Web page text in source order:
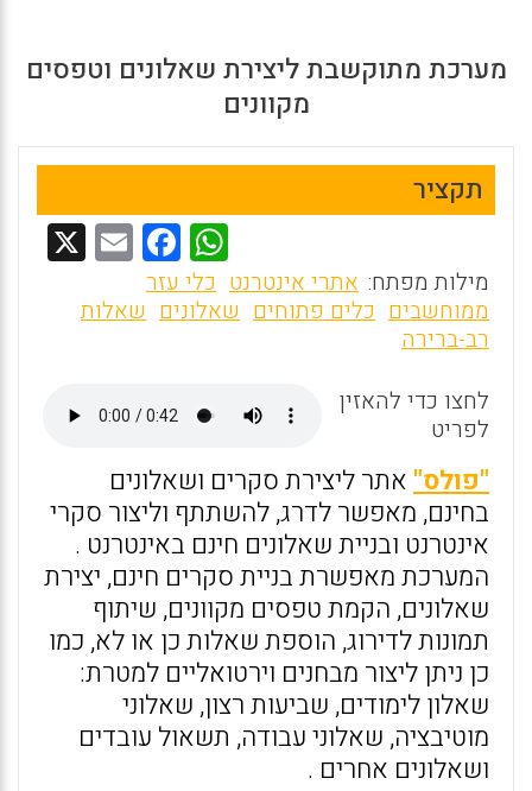
מערכת מתוקשבת ליצירת שאלונים וטפסים
מקוונים
תקציר
W
h
at
A
p
p
F
a
ce
o
o
k
E
m
ai
מילות מפתח: אתרי אינטרנט כלי עזר
ממוחשבים כלים פתוחים שאלונים שאלות
רב-ברירה
לחצו כדי להאזין
לפריט
"פולס" אתר ליצירת סקרים ושאלונים
בחינם, מאפשר לדרג, להשתתף וליצור סקרי
אינטרנט ובניית שאלונים חינם באינטרנט .
המערכת מאפשרת בניית סקרים חינם, יצירת
שאלונים, הקמת טפסים מקוונים, שיתוף
תמונות לדירוג, הוספת שאלות כן או לא, כמו
כן ניתן ליצור מבחנים וירטואליים למטרת:
שאלון לימודים, שביעות רצון, שאלוני
מוטיבציה, שאלוני עבודה, תשאול עובדים
ושאלונים אחרים .